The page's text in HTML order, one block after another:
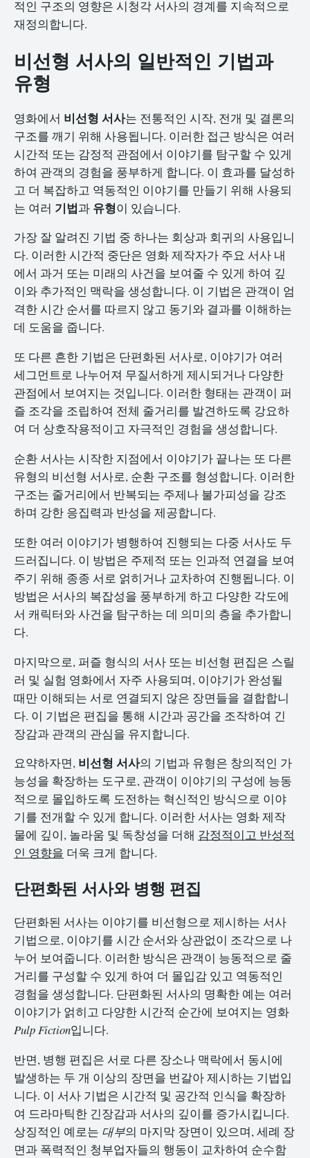
적인 구조의 영향은 시청각 서사의 경계를 지속적으로
재정의합니다.
비선형 서사의 일반적인 기법과
유형
영화에서 비선형 서사는 전통적인 시작, 전개 및 결론의
구조를 깨기 위해 사용됩니다. 이러한 접근 방식은 여러
시간적 또는 감정적 관점에서 이야기를 탐구할 수 있게
하여 관객의 경험을 풍부하게 합니다. 이 효과를 달성하
고 더 복잡하고 역동적인 이야기를 만들기 위해 사용되
는 여러 기법과 유형이 있습니다.
가장 잘 알려진 기법 중 하나는 회상과 회귀의 사용입니
다. 이러한 시간적 중단은 영화 제작자가 주요 서사 내
에서 과거 또는 미래의 사건을 보여줄 수 있게 하여 깊
이와 추가적인 맥락을 생성합니다. 이 기법은 관객이 엄
격한 시간 순서를 따르지 않고 동기와 결과를 이해하는
데 도움을 줍니다.
또 다른 흔한 기법은 단편화된 서사로, 이야기가 여러
세그먼트로 나누어져 무질서하게 제시되거나 다양한
관점에서 보여지는 것입니다. 이러한 형태는 관객이 퍼
즐 조각을 조립하여 전체 줄거리를 발견하도록 강요하
여 더 상호작용적이고 자극적인 경험을 생성합니다.
순환 서사는 시작한 지점에서 이야기가 끝나는 또 다른
유형의 비선형 서사로, 순환 구조를 형성합니다. 이러한
구조는 줄거리에서 반복되는 주제나 불가피성을 강조
하며 강한 응집력과 반성을 제공합니다.
또한 여러 이야기가 병행하여 진행되는 다중 서사도 두
드러집니다. 이 방법은 주제적 또는 인과적 연결을 보여
주기 위해 종종 서로 얽히거나 교차하여 진행됩니다. 이
방법은 서사의 복잡성을 풍부하게 하고 다양한 각도에
서 캐릭터와 사건을 탐구하는 데 의미의 층을 추가합니
다.
마지막으로, 퍼즐 형식의 서사 또는 비선형 편집은 스릴
러 및 실험 영화에서 자주 사용되며, 이야기가 완성될
때만 이해되는 서로 연결되지 않은 장면들을 결합합니
다. 이 기법은 편집을 통해 시간과 공간을 조작하여 긴
장감과 관객의 관심을 유지합니다.
요약하자면, 비선형 서사의 기법과 유형은 창의적인 가
능성을 확장하는 도구로, 관객이 이야기의 구성에 능동
적으로 몰입하도록 도전하는 혁신적인 방식으로 이야
기를 전개할 수 있게 합니다. 이러한 서사는 영화 제작
물에 깊이, 놀라움 및 독창성을 더해 감정적이고 반성적
인 영향을 더욱 크게 합니다.
단편화된 서사와 병행 편집
단편화된 서사는 이야기를 비선형으로 제시하는 서사
기법으로, 이야기를 시간 순서와 상관없이 조각으로 나
누어 보여줍니다. 이러한 방식은 관객이 능동적으로 줄
거리를 구성할 수 있게 하여 더 몰입감 있고 역동적인
경험을 생성합니다. 단편화된 서사의 명확한 예는 여러
이야기가 얽히고 다양한 시간적 순간에 보여지는 영화
Pulp Fiction입니다.
반면, 병행 편집은 서로 다른 장소나 맥락에서 동시에
발생하는 두 개 이상의 장면을 번갈아 제시하는 기법입
니다. 이 서사 기법은 시간적 및 공간적 인식을 확장하
여 드라마틱한 긴장감과 서사의 깊이를 증가시킵니다.
상징적인 예로는 대부의 마지막 장면이 있으며, 세례 장
면과 폭력적인 청부업자들의 행동이 교차하여 순수함